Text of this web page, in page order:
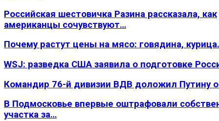
Российская шестовичка Разина рассказала, как
американцы сочувствуют…
Почему растут цены на мясо: говядина,
WSJ: разведка США заявила о подготовке
Командир 76-й дивизии ВДВ доложил Путину
В Подмосковье впервые оштрафовали
участка за…